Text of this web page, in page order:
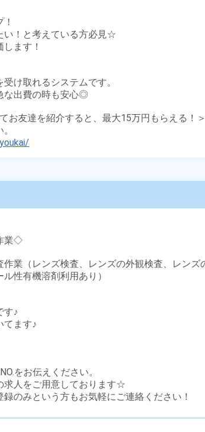
い！と考えている方必見☆
ます！
け取れるシステムです。
な出費の時も安心◎
お友達を紹介すると、最大15万円もらえる！
業◇
作業（レンズ検査、レンズの外観検査、レンズ
性有機溶剤利用あり）
す♪
ます♪
をお伝えください。
人をご用意しております☆
のみという方もお気軽にご連絡ください！